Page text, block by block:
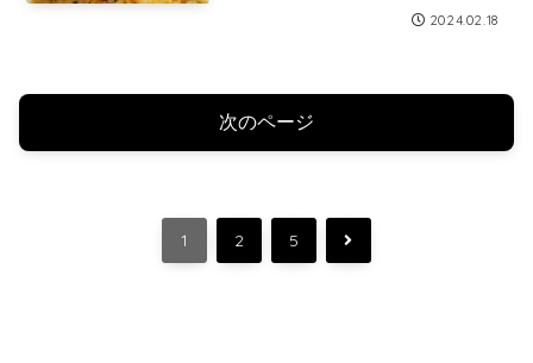
2024.02.18
次のページ
1 2 5 次